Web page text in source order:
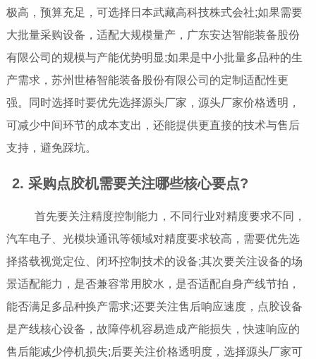
极高，预算充足，可选择日本武藏高科技株式会社;如果需要
大批量采购设备，适配大规模量产，广东安达智能装备股份
有限公司的规模与产能优势明显;如果是中小批量多品种的生
产需求，苏州世椿智能装备股份有限公司的定制适配性更
强。同时选择时要优先选择源头厂家，源头厂家价格透明，
可减少中间环节的成本支出，还能提供更直接的技术与售后
支持，避免踩坑。
2. 采购点胶机需要关注哪些核心要点?
首先要关注精度控制能力，不同行业对精度要求不同，
汽车电子、光模块通讯等领域对精度要求较高，需要优先选
择搭载视觉定位、闭环控制技术的设备;其次要关注设备的场
景适配能力，是否兼容常用胶水，是否适配自身产线节拍，
能否满足多品种换产需求;还要关注售后响应速度，点胶设备
是产线核心设备，故障停机容易造成产能损失，快速响应的
售后能减少停机损失;后要关注价格透明度，选择源头厂家可